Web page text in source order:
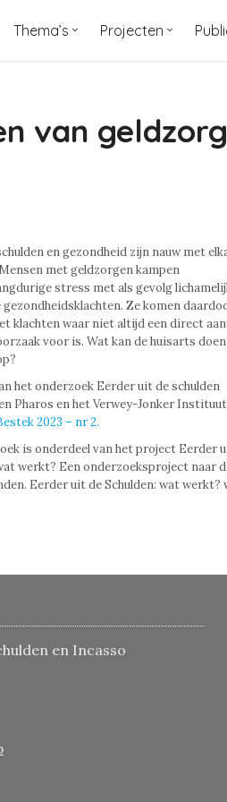
Thema’s Projecten
van
en gezondheid zijn nauw met
met geldzorgen kampen
stress met als gevolg
gezondheidsklachten. Ze komen
klachten waar niet altijd een direct
voor is. Wat kan de huisarts
het onderzoek Eerder uit de schulden
Pharos en het Verwey-Jonker
2023 – nr 2.
is onderdeel van het project Eerder
werkt? Een onderzoeksproject naar
Eerder uit de Schulden: wat werkt?
en Incasso